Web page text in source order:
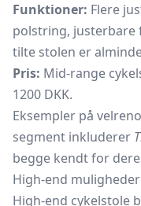
Funktioner: Flere
polstring,
tilte stolen er
Pris: Mid-range
1200 DKK.
Eksempler på
segment inkluderer
begge kendt for
High-end muligheder
High-end cykelstole